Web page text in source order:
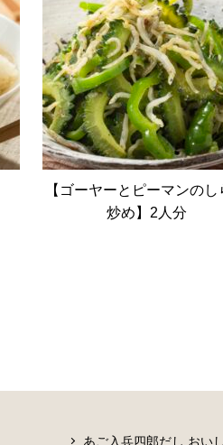
【ゴーヤーとピーマンのし
炒め】2人分
あご入兵四郎だし おい